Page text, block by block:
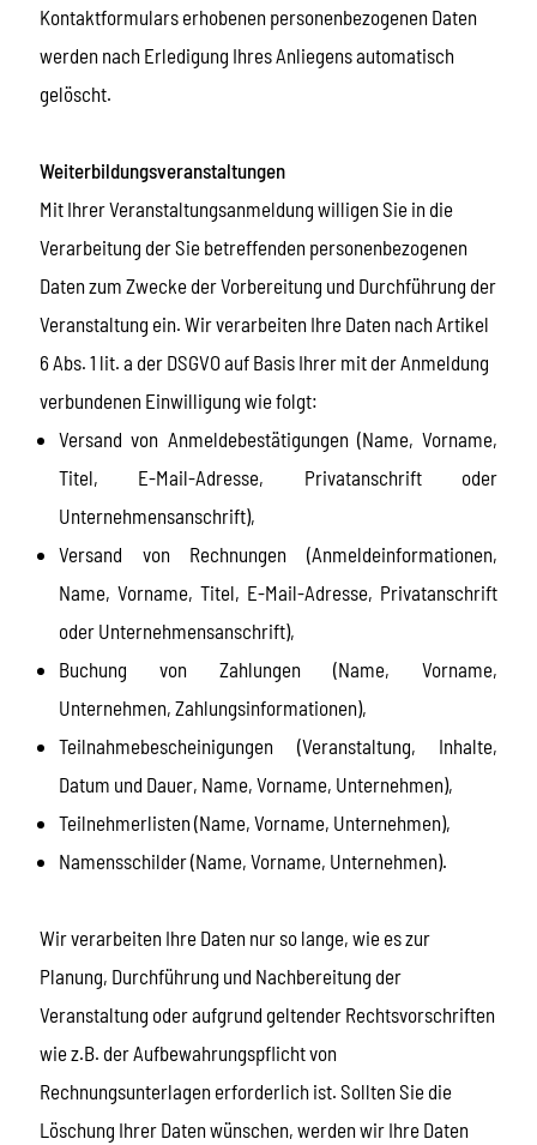
Kontaktformulars erhobenen personenbezogenen Daten
werden nach Erledigung Ihres Anliegens automatisch
gelöscht.
Weiterbildungsveranstaltungen
Mit Ihrer Veranstaltungsanmeldung willigen Sie in die
Verarbeitung der Sie betreffenden personenbezogenen
Daten zum Zwecke der Vorbereitung und Durchführung der
Veranstaltung ein. Wir verarbeiten Ihre Daten nach Artikel
6 Abs. 1 lit. a der DSGVO auf Basis Ihrer mit der Anmeldung
verbundenen Einwilligung wie folgt:
Versand von Anmeldebestätigungen (Name, Vorname,
Titel, E-Mail-Adresse, Privatanschrift oder
Unternehmensanschrift),
Versand von Rechnungen (Anmeldeinformationen,
Name, Vorname, Titel, E-Mail-Adresse, Privatanschrift
oder Unternehmensanschrift),
Buchung von Zahlungen (Name, Vorname,
Unternehmen, Zahlungsinformationen),
Teilnahmebescheinigungen (Veranstaltung, Inhalte,
Datum und Dauer, Name, Vorname, Unternehmen),
Teilnehmerlisten (Name, Vorname, Unternehmen),
Namensschilder (Name, Vorname, Unternehmen).
Wir verarbeiten Ihre Daten nur so lange, wie es zur
Planung, Durchführung und Nachbereitung der
Veranstaltung oder aufgrund geltender Rechtsvorschriften
wie z.B. der Aufbewahrungspflicht von
Rechnungsunterlagen erforderlich ist. Sollten Sie die
Löschung Ihrer Daten wünschen, werden wir Ihre Daten